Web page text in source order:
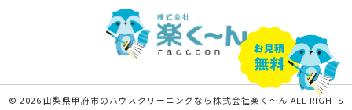
© 2026 山梨県甲府市のハウスクリーニングなら株式会社楽く～ん ALL RIGHTS